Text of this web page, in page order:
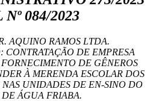
084/2023
AQUINO RAMOS LTDA.
CONTRATAÇÃO DE EMPRESA
DE GÊNEROS
À MERENDA ESCOLAR DOS
UNIDADES DE EN-SINO DO
ÁGUA FRIABA.